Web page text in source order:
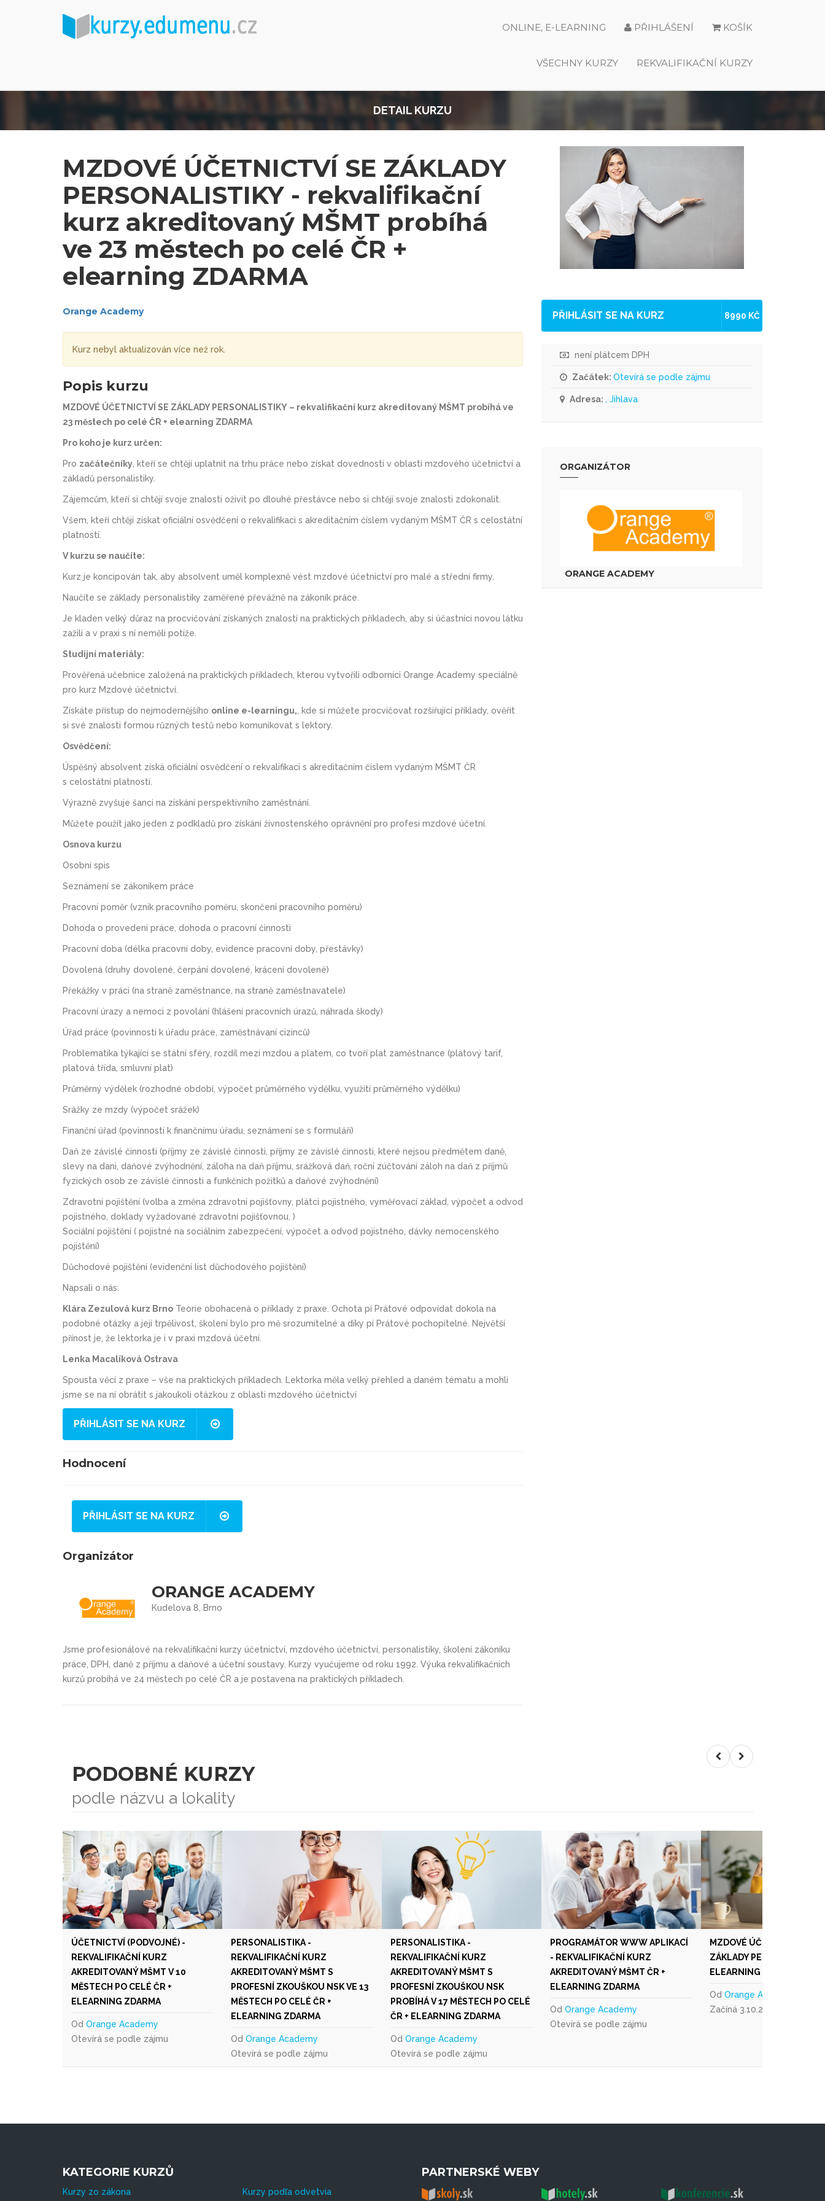
KOŠÍK
PŘIHLÁŠENÍ
ONLINE, E-LEARNING
REKVALIFIKAČNÍ KURZY
VŠECHNY KURZY
DETAIL KURZU
MZDOVÉ ÚČETNICTVÍ SE ZÁKLADY
PERSONALISTIKY - rekvalifikační
kurz akreditovaný MŠMT probíhá
ve 23 městech po celé ČR +
elearning ZDARMA
Orange Academy
Kurz nebyl aktualizován více než rok.
Popis kurzu
MZDOVÉ ÚČETNICTVÍ SE ZÁKLADY PERSONALISTIKY – rekvalifikační kurz akreditovaný MŠMT probíhá ve
23 městech po celé ČR + elearning ZDARMA
Pro koho je kurz určen:
Pro začátečníky , kteří se chtějí uplatnit na trhu práce nebo získat dovednosti v oblasti mzdového účetnictví a
základů personalistiky.
Zájemcům, kteří si chtějí svoje znalosti oživit po dlouhé přestávce nebo si chtějí svoje znalosti zdokonalit.
Všem, kteří chtějí získat oficiální osvědčení o rekvalifikaci s akreditačním číslem vydaným MŠMT ČR s celostátní
platností.
V kurzu se naučíte:
Kurz je koncipován tak, aby absolvent uměl komplexně vést mzdové účetnictví pro malé a střední firmy.
Naučíte se základy personalistiky zaměřené převážně na zákoník práce.
Je kladen velký důraz na procvičování získaných znalostí na praktických příkladech, aby si účastníci novou látku
zažili a v praxi s ní neměli potíže.
Studijní materiály:
Prověřená učebnice založená na praktických příkladech, kterou vytvořili odborníci Orange Academy speciálně
pro kurz Mzdové účetnictví.
Získáte přístup do nejmodernějšího online e-learningu, , kde si můžete procvičovat rozšiřující příklady, ověřit
si své znalosti formou různých testů nebo komunikovat s lektory.
Osvědčení:
Úspěšný absolvent získá oficiální osvědčení o rekvalifikaci s akreditačním číslem vydaným MŠMT ČR
s celostátní platností.
Výrazně zvyšuje šanci na získání perspektivního zaměstnání.
Můžete použít jako jeden z podkladů pro získání živnostenského oprávnění pro profesi mzdové účetní.
Osnova kurzu
Osobní spis
Seznámení se zákoníkem práce
Pracovní poměr (vznik pracovního poměru, skončení pracovního poměru)
Dohoda o provedení práce, dohoda o pracovní činnosti
Pracovní doba (délka pracovní doby, evidence pracovní doby, přestávky)
Dovolená (druhy dovolené, čerpání dovolené, krácení dovolené)
Překážky v práci (na straně zaměstnance, na straně zaměstnavatele)
Pracovní úrazy a nemoci z povolání (hlášení pracovních úrazů, náhrada škody)
Úřad práce (povinnosti k úřadu práce, zaměstnávaní cizinců)
Problematika týkající se státní sféry, rozdíl mezi mzdou a platem, co tvoří plat zaměstnance (platový tarif,
platová třída, smluvní plat)
Průměrný výdělek (rozhodné období, výpočet průměrného výdělku, využití průměrného výdělku)
Srážky ze mzdy (výpočet srážek)
Finanční úřad (povinnosti k finančnímu úřadu, seznámení se s formuláři)
Daň ze závislé činnosti (příjmy ze závislé činnosti, příjmy ze závislé činnosti, které nejsou předmětem daně,
slevy na dani, daňové zvýhodnění, záloha na daň příjmu, srážková daň, roční zúčtování záloh na daň z příjmů
fyzických osob ze závislé činnosti a funkčních požitků a daňové zvýhodnění)
Zdravotní pojištění (volba a změna zdravotní pojišťovny, plátci pojistného, vyměřovací základ, výpočet a odvod
pojistného, doklady vyžadované zdravotní pojišťovnou, )
Sociální pojištění ( pojistné na sociálním zabezpečení, výpočet a odvod pojistného, dávky nemocenského
pojištění)
Důchodové pojištění (evidenční list důchodového pojištění)
Napsali o nás:
Klára Zezulová kurz Brno Teorie obohacená o příklady z praxe. Ochota pí Prátové odpovídat dokola na
podobné otázky a její trpělivost, školení bylo pro mě srozumitelné a díky pí Prátové pochopitelné. Největší
přínost je, že lektorka je i v praxi mzdová účetní.
Lenka Macalíková Ostrava
Spousta věcí z praxe – vše na praktických příkladech. Lektorka měla velký přehled a daném tématu a mohli
jsme se na ní obrátit s jakoukoli otázkou z oblasti mzdového účetnictví
PŘIHLÁSIT SE NA KURZ
Hodnocení
PŘIHLÁSIT SE NA KURZ
Organizátor
ORANGE ACADEMY
Kudelova 8, Brno
Jsme profesionálové na rekvalifikační kurzy účetnictví, mzdového účetnictví, personalistiky, školení zákoníku
práce, DPH, daně z příjmu a daňové a účetní soustavy. Kurzy vyučujeme od roku 1992. Výuka rekvalifikačních
kurzů probíhá ve 24 městech po celé ČR a je postavena na praktických příkladech.
PŘIHLÁSIT SE NA KURZ 8990 KČ
není plátcem DPH
Začátek: Otevírá se podle zájmu
Adresa: , Jihlava
ORGANIZÁTOR
ORANGE ACADEMY
PODOBNÉ KURZY
podle názvu a lokality
ÚČETNICTVÍ (PODVOJNÉ) -
REKVALIFIKAČNÍ KURZ
AKREDITOVANÝ MŠMT V 10
MĚSTECH PO CELÉ ČR +
ELEARNING ZDARMA
Od Orange Academy
Otevírá se podle zájmu
PERSONALISTIKA -
REKVALIFIKAČNÍ KURZ
AKREDITOVANÝ MŠMT S
PROFESNÍ ZKOUŠKOU NSK VE 13
MĚSTECH PO CELÉ ČR +
ELEARNING ZDARMA
Od Orange Academy
Otevírá se podle zájmu
PERSONALISTIKA -
REKVALIFIKAČNÍ KURZ
AKREDITOVANÝ MŠMT S
PROFESNÍ ZKOUŠKOU NSK
PROBÍHÁ V 17 MĚSTECH PO CELÉ
ČR + ELEARNING ZDARMA
Od Orange Academy
Otevírá se podle zájmu
PROGRAMÁTOR WWW APLIKACÍ
- REKVALIFIKAČNÍ KURZ
AKREDITOVANÝ MŠMT ČR +
ELEARNING ZDARMA
Od Orange Academy
Otevírá se podle zájmu
MZDOVÉ ÚČETNICTVÍ SE
ZÁKLADY
ELEARNING ZDARMA
Od Orange Academy
Začíná 3.10.2026
KATEGORIE KURZŮ
Kurzy zo zákona Kurzy podľa odvetvia
PARTNERSKÉ WEBY